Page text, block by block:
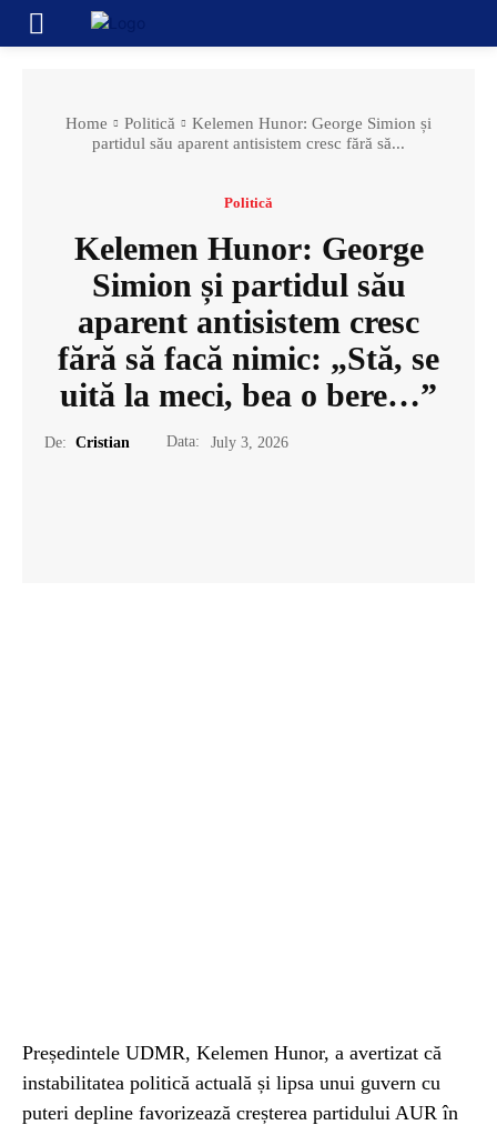
Home Politică
Kelemen Hunor: George Simion și
partidul său aparent antisistem cresc fără să...
Politică
Kelemen Hunor: George
Simion și partidul său
aparent antisistem cresc
fără să facă nimic: „Stă, se
uită la meci, bea o bere…”
De: Cristian Data: July 3, 2026
Președintele UDMR, Kelemen Hunor, a avertizat că
instabilitatea politică actuală și lipsa unui guvern cu
puteri depline favorizează creșterea partidului AUR în